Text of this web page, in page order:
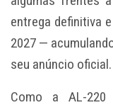
entrega definitiva
2027 —
seu anúncio oficial.
Como a AL-